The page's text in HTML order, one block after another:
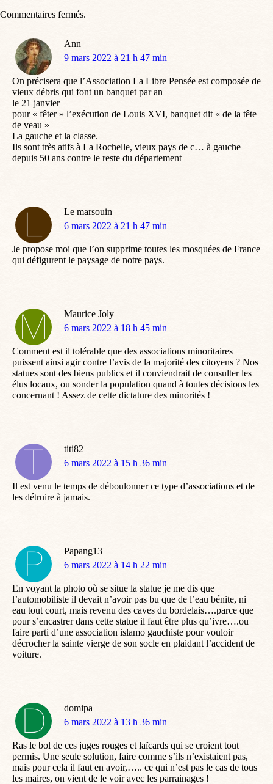
Ann
dit
9 mars 2022 à 21 h 47 min
On précisera que l’Association La Libre Pensée est composée de
vieux débris qui font un banquet par an
le 21 janvier
pour « fêter » l’exécution de Louis XVI, banquet dit « de la tête
de veau »
La gauche et la classe.
Ils sont très atifs à La Rochelle, vieux pays de c… à gauche
depuis 50 ans contre le reste du département
Le marsouin
dit
6 mars 2022 à 21 h 47 min
Je propose moi que l’on supprime toutes les mosquées de France
qui défigurent le paysage de notre pays.
Maurice Joly
dit
6 mars 2022 à 18 h 45 min
Comment est il tolérable que des associations minoritaires
puissent ainsi agir contre l’avis de la majorité des citoyens ? Nos
statues sont des biens publics et il conviendrait de consulter les
élus locaux, ou sonder la population quand à toutes décisions les
concernant ! Assez de cette dictature des minorités !
titi82
dit
6 mars 2022 à 15 h 36 min
Il est venu le temps de déboulonner ce type d’associations et de
les détruire à jamais.
Papang13
dit
6 mars 2022 à 14 h 22 min
En voyant la photo où se situe la statue je me dis que
l’automobiliste il devait n’avoir pas bu que de l’eau bénite, ni
eau tout court, mais revenu des caves du bordelais….parce que
pour s’encastrer dans cette statue il faut être plus qu’ivre….ou
faire parti d’une association islamo gauchiste pour vouloir
décrocher la sainte vierge de son socle en plaidant l’accident de
voiture.
domipa
dit
6 mars 2022 à 13 h 36 min
Ras le bol de ces juges rouges et laïcards qui se croient tout
permis. Une seule solution, faire comme s’ils n’existaient pas,
mais pour cela il faut en avoir,….. ce qui n’est pas le cas de tous
les maires, on vient de le voir avec les parrainages !
Commentaires fermés.